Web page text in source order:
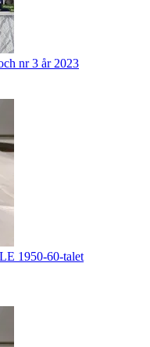
nr 3 år 2023
1950-60-talet